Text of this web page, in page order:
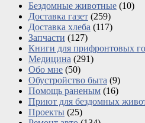
Бездомные животные (10)
Доставка газет (259)
Доставка хлеба (117)
Запчасти (127)
Книги для прифронтовых
Медицина (291)
Обо мне (50)
Обустройство быта (9)
Помощь раненым (16)
Приют для бездомных
Проекты (25)